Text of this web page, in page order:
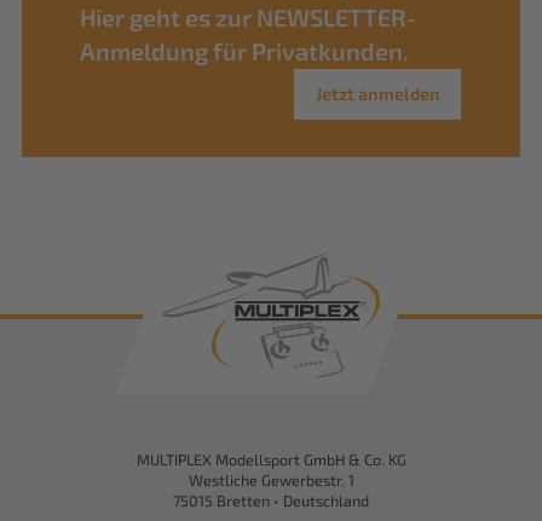
Hier geht es zur NEWSLETTER-
Anmeldung für Privatkunden.
Jetzt anmelden
MULTIPLEX Modellsport GmbH & Co. KG
Westliche Gewerbestr. 1
75015 Bretten • Deutschland